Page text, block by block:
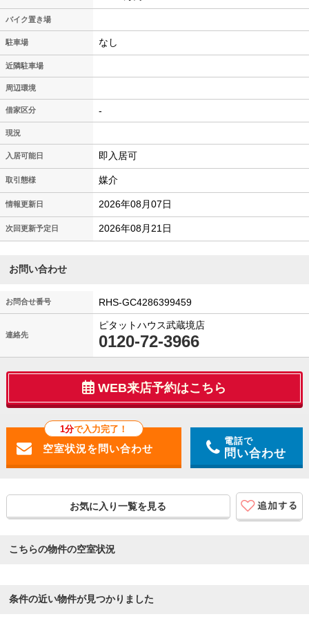
バイク置き場
駐車場 なし
近隣駐車場
周辺環境
借家区分 -
現況
入居可能日 即入居可
取引態様 媒介
情報更新日 2026年08月07日
次回更新予定日 2026年08月21日
お問い合わせ
お問合せ番号 RHS-GC4286399459
連絡先
ピタットハウス武蔵境店
0120-72-3966
WEB来店予約はこちら
1分で入力完了！
電話で
問い合わせ
お気に入り一覧を見る
こちらの物件の空室状況
条件の近い物件が見つかりました